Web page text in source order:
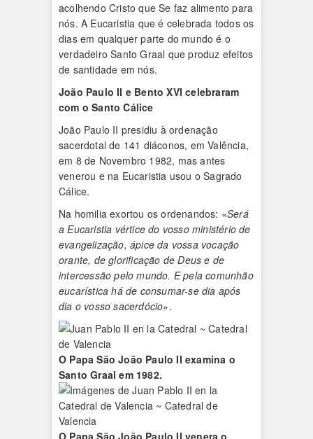
acolhendo Cristo que Se faz alimento para
nós. A Eucaristia que é celebrada todos os
dias em qualquer parte do mundo é o
verdadeiro Santo Graal que produz efeitos
de santidade em nós.
João Paulo II e Bento XVI celebraram
com o Santo Cálice
João Paulo II presidiu à ordenação
sacerdotal de 141 diáconos, em Valência,
em 8 de Novembro 1982, mas antes
venerou e na Eucaristia usou o Sagrado
Cálice.
Na homilia exortou os ordenandos: «Será
a Eucaristia vértice do vosso ministério de
evangelização, ápice da vossa vocação
orante, de glorificação de Deus e de
intercessão pelo mundo. E pela comunhão
eucarística há de consumar-se dia após
dia o vosso sacerdócio».
O Papa São João Paulo II examina o
Santo Graal em 1982.
O Papa São João Paulo II venera o